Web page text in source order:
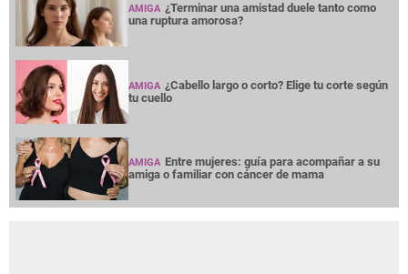
AMIGA ¿Terminar una amistad duele tanto como
una ruptura amorosa?
AMIGA ¿Cabello largo o corto? Elige tu corte según
tu cuello
AMIGA Entre mujeres: guía para acompañar a su
amiga o familiar con cáncer de mama